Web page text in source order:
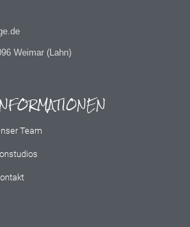
Weimar (Lahn)
Team